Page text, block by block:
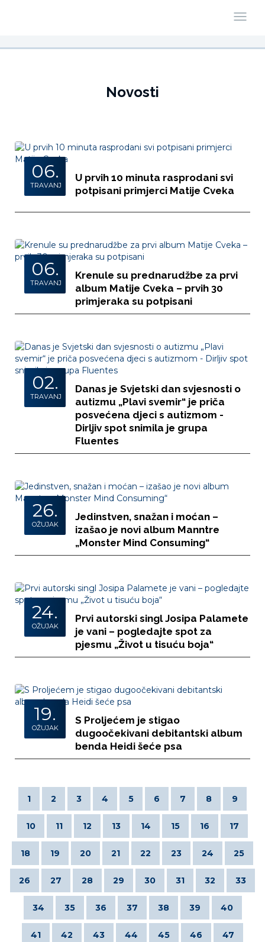
Novosti
06.
TRAVANJ
U prvih 10 minuta rasprodani svi
potpisani primjerci Matije Cveka
06.
TRAVANJ
Krenule su prednarudžbe za prvi
album Matije Cveka – prvih 30
primjeraka su potpisani
02.
TRAVANJ
Danas je Svjetski dan svjesnosti o
autizmu „Plavi svemir“ je priča
posvećena djeci s autizmom -
Dirljiv spot snimila je grupa
Fluentes
26.
OŽUJAK
Jedinstven, snažan i moćan –
izašao je novi album Manntre
„Monster Mind Consuming“
24.
OŽUJAK
Prvi autorski singl Josipa Palamete
je vani – pogledajte spot za
pjesmu „Život u tisuću boja“
19.
OŽUJAK
S Proljećem je stigao
dugoočekivani debitantski album
benda Heidi šeće psa
1 2 3 4 5 6 7 8 9
10 11 12 13 14 15 16 17
18 19 20 21 22 23 24 25
26 27 28 29 30 31 32 33
34 35 36 37 38 39 40
41 42 43 44 45 46 47